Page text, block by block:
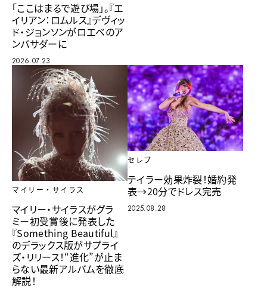
「ここはまるで遊び場」。『エ
イリアン：ロムルス』デヴィッ
ド・ジョンソンがロエベのア
ンバサダーに
2026.07.23
マイリー・サイラス
マイリー・サイラスがグラ
ミー初受賞後に発表した
『Something Beautiful』
のデラックス版がサプライ
ズ・リリース！“進化”が止ま
らない最新アルバムを徹底
解説！
セレブ
テイラー効果炸裂！婚約発
表→20分でドレス完売
2025.08.28